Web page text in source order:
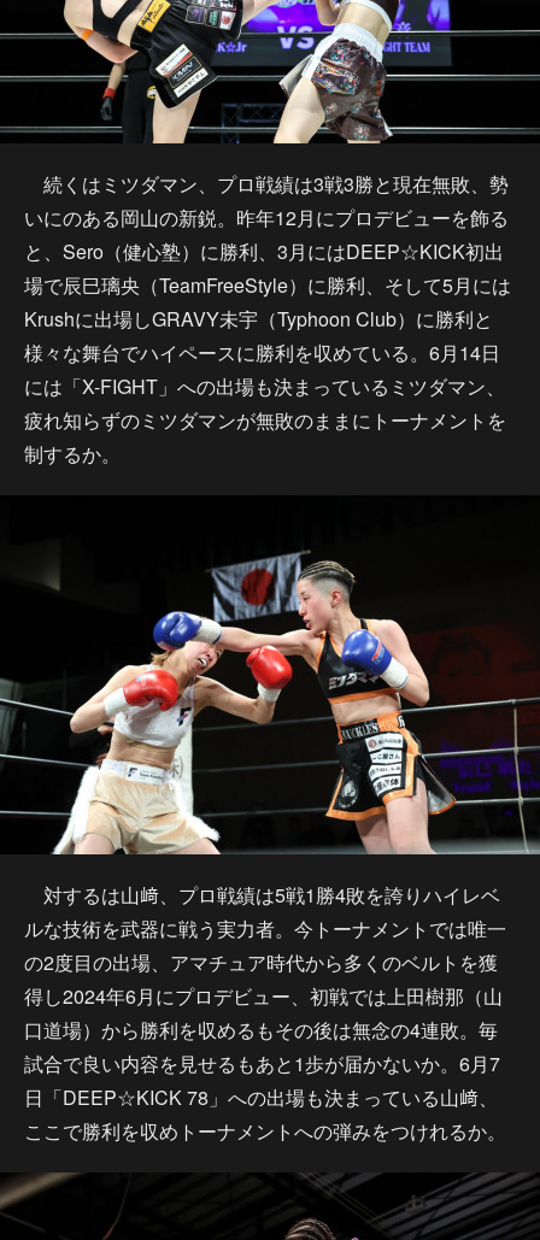
続くはミツダマン、プロ戦績は3戦3勝と現在無敗、勢
いにのある岡山の新鋭。昨年12月にプロデビューを飾る
と、Sero（健心塾）に勝利、3月にはDEEP☆KICK初出
場で辰巳璃央（TeamFreeStyle）に勝利、そして5月には
Krushに出場しGRAVY未宇（Typhoon Club）に勝利と
様々な舞台でハイペースに勝利を収めている。6月14日
には「X-FIGHT」への出場も決まっているミツダマン、
疲れ知らずのミツダマンが無敗のままにトーナメントを
制するか。
対するは山﨑、プロ戦績は5戦1勝4敗を誇りハイレベ
ルな技術を武器に戦う実力者。今トーナメントでは唯一
の2度目の出場、アマチュア時代から多くのベルトを獲
得し2024年6月にプロデビュー、初戦では上田樹那（山
口道場）から勝利を収めるもその後は無念の4連敗。毎
試合で良い内容を見せるもあと1歩が届かないか。6月7
日「DEEP☆KICK 78」への出場も決まっている山﨑、
ここで勝利を収めトーナメントへの弾みをつけれるか。